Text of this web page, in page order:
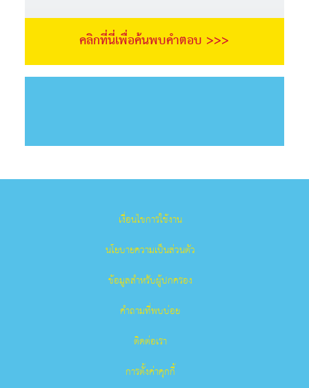
คลิกที่นี่เพื่อค้นพบคำตอบ >>>
เงื่อนไขการใช้งาน
นโยบายความเป็นส่วนตัว
ข้อมูลสำหรับผู้ปกครอง
คำถามที่พบบ่อย
ติดต่อเรา
การตั้งค่าคุกกี้